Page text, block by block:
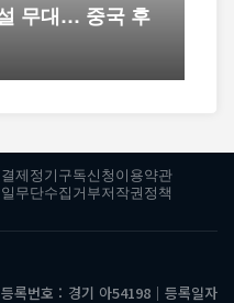
무대… 중국 후
제정기구독신청이용약관
무단수집거부저작권정책
록번호 : 경기 아54198│등록일자